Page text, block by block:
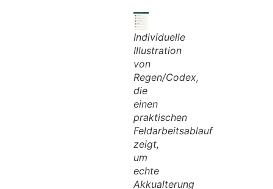
Individuelle
Illustration
von
Regen/Codex,
die
einen
praktischen
Feldarbeitsablauf
zeigt,
um
echte
Akkualterung